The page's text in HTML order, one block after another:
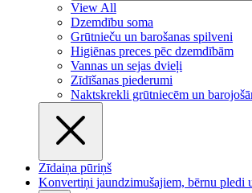
View All
Dzemdību soma
Grūtnieču un barošanas spilveni
Higiēnas preces pēc dzemdībām
Vannas un sejas dvieļi
Zīdīšanas piederumi
Naktskrekli grūtniecēm un
Zīdaiņa pūriņš
Konvertiņi jaundzimušajiem, bērnu pledi